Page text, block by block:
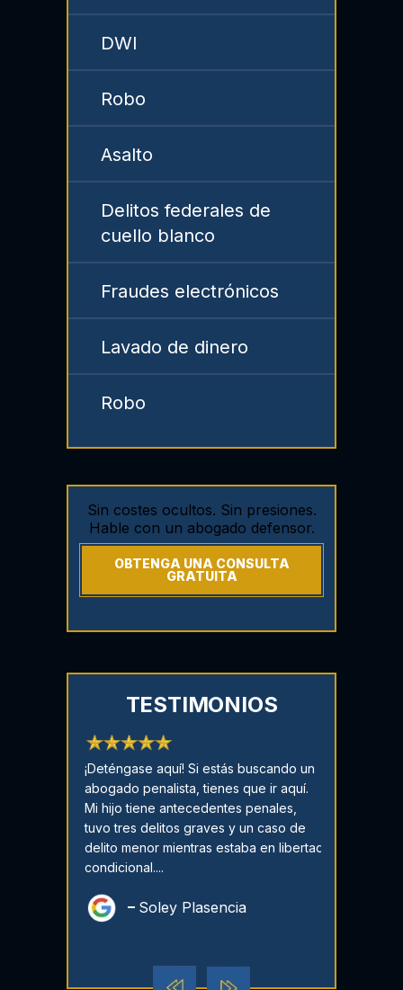
DWI
Robo
Asalto
Delitos federales de
cuello blanco
Fraudes electrónicos
Lavado de dinero
Robo
Sin costes ocultos. Sin presiones.
Hable con un abogado defensor.
OBTENGA UNA CONSULTA
GRATUITA
TESTIMONIOS
¡Deténgase aquí! Si estás buscando un
abogado penalista, tienes que ir aquí.
Mi hijo tiene antecedentes penales,
tuvo tres delitos graves y un caso de
delito menor mientras estaba en libertad
condicional....
Soley Plasencia